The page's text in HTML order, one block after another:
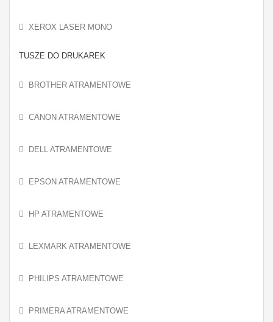
XEROX LASER MONO
TUSZE DO DRUKAREK
BROTHER ATRAMENTOWE
CANON ATRAMENTOWE
DELL ATRAMENTOWE
EPSON ATRAMENTOWE
HP ATRAMENTOWE
LEXMARK ATRAMENTOWE
PHILIPS ATRAMENTOWE
PRIMERA ATRAMENTOWE